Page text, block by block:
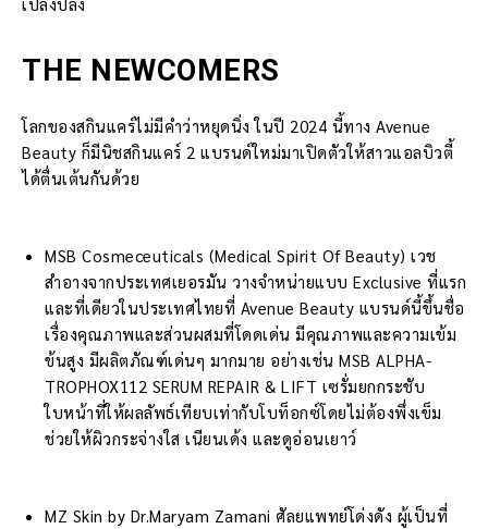
THE NEWCOMERS
โลกของสกินแคร์ไม่มีคำว่าหยุดนิ่ง ในปี 2024 นี้ทาง Avenue
Beauty ก็มีนิชสกินแคร์ 2 แบรนด์ใหม่มาเปิดตัวให้สาวแอลบิวตี้
ได้ตื่นเต้นกันด้วย
MSB Cosmeceuticals (Medical Spirit Of Beauty) เวช
สำอางจากประเทศเยอรมัน วางจำหน่ายแบบ Exclusive ที่แรก
และที่เดียวในประเทศไทยที่ Avenue Beauty แบรนด์นี้ขึ้นชื่อ
เรื่องคุณภาพและส่วนผสมที่โดดเด่น มีคุณภาพและความเข้ม
ข้นสูง มีผลิตภัณฑ์เด่นๆ มากมาย อย่างเช่น MSB ALPHA-
TROPHOX112 SERUM REPAIR & LIFT เซรั่มยกกระชับ
ใบหน้าที่ให้ผลลัพธ์เทียบเท่ากับโบท็อกซ์โดยไม่ต้องพึ่งเข็ม
ช่วยให้ผิวกระจ่างใส เนียนเด้ง และดูอ่อนเยาว์
MZ Skin by Dr.Maryam Zamani ศัลยแพทย์โด่งดัง ผู้เป็นที่